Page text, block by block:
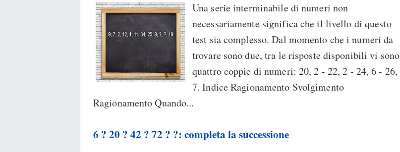
Una serie interminabile di numeri non
necessariamente significa che il livello di questo
test sia complesso. Dal momento che i numeri da
trovare sono due, tra le risposte disponibili vi sono
quattro coppie di numeri: 20, 2 - 22, 2 - 24, 6 - 26,
7. Indice Ragionamento Svolgimento
Ragionamento Quando...
6 ? 20 ? 42 ? 72 ? ?: completa la successione